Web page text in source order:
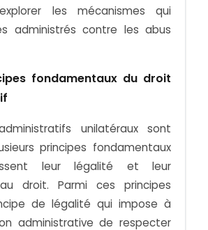
les mécanismes qui
administrés contre les abus
fondamentaux du droit
unilatéraux sont
principes fondamentaux
leur légalité et leur
droit. Parmi ces principes
de légalité qui impose à
administrative de respecter